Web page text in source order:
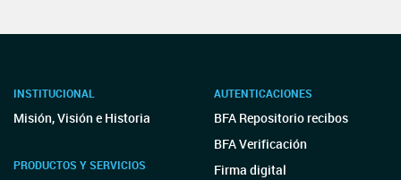
INSTITUCIONAL
Misión, Visión e Historia
PRODUCTOS Y SERVICIOS
AUTENTICACIONES
BFA Repositorio recibos
BFA Verificación
Firma digital